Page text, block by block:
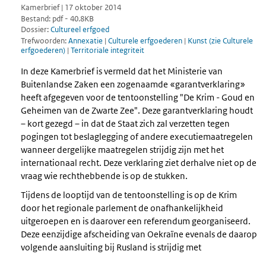
Kamerbrief | 17 oktober 2014
Bestand: pdf - 40.8KB
Dossier:Cultureel erfgoed
Trefwoorden:Annexatie | Culturele erfgoederen | Kunst (zie Culturele
erfgoederen) | Territoriale integriteit
In deze Kamerbrief is vermeld dat het Ministerie van
Buitenlandse Zaken een zogenaamde «garantverklaring»
heeft afgegeven voor de tentoonstelling "De Krim - Goud en
Geheimen van de Zwarte Zee". Deze garantverklaring houdt
– kort gezegd – in dat de Staat zich zal verzetten tegen
pogingen tot beslaglegging of andere executiemaatregelen
wanneer dergelijke maatregelen strijdig zijn met het
internationaal recht. Deze verklaring ziet derhalve niet op de
vraag wie rechthebbende is op de stukken.
Tijdens de looptijd van de tentoonstelling is op de Krim
door het regionale parlement de onafhankelijkheid
uitgeroepen en is daarover een referendum georganiseerd.
Deze eenzijdige afscheiding van Oekraïne evenals de daarop
volgende aansluiting bij Rusland is strijdig met